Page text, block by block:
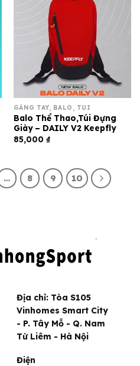
GĂNG TAY, BALO, TÚI
Balo Thể Thao,Túi Đựng
Giày – DAILY V2 Keepfly
85,000 ₫
… 8 9 10
Địa chỉ: Tòa S105
Vinhomes Smart City
- P. Tây Mỗ - Q. Nam
Từ Liêm - Hà Nội
Điện